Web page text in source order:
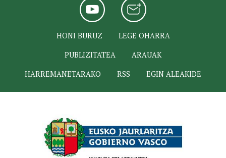
HONI BURUZ
LEGE OHARRA
PUBLIZITATEA
ARAUAK
HARREMANETARAKO
RSS EGIN ALEAKIDE